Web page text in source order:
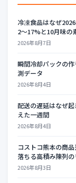
冷凍食品はなぜ
2〜17%と10月味の
2026年8月7日
瞬間冷却パックの
測データ
2026年8月4日
配送の遅延はなぜ
えた一週間
2026年8月4日
コストコ熊本の商
落ちる高積み陳列
2026年8月3日